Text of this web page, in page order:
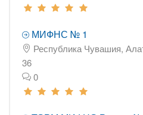
МИФНС № 1
Республика Чувашия,
36
0